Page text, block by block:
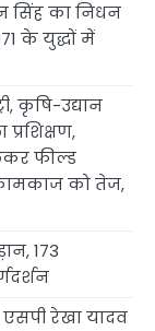
सिंह का निधन
के युद्धों में
कृषि-उद्यान
फील्ड
को तेज,
173
रेखा यादव